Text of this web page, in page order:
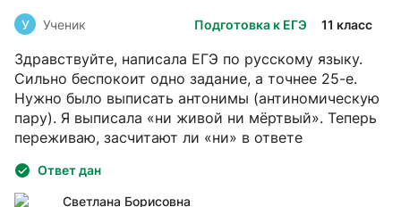
Подготовка к ЕГЭ 11 класс
У Ученик
Здравствуйте, написала ЕГЭ по русскому языку.
Сильно беспокоит одно задание, а точнее 25-е.
Нужно было выписать антонимы (антиномическую
пару). Я выписала «ни живой ни мёртвый». Теперь
переживаю, засчитают ли «ни» в ответе
Ответ дан
Светлана Борисовна